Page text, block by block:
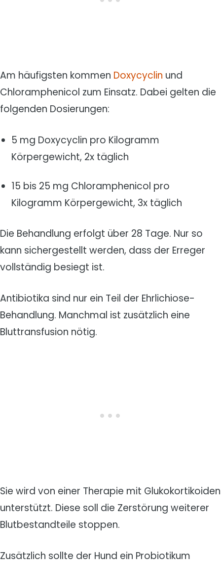
Am häufigsten kommen Doxycyclin und
Chloramphenicol zum Einsatz. Dabei gelten die
folgenden Dosierungen:
5 mg Doxycyclin pro Kilogramm
Körpergewicht, 2x täglich
15 bis 25 mg Chloramphenicol pro
Kilogramm Körpergewicht, 3x täglich
Die Behandlung erfolgt über 28 Tage. Nur so
kann sichergestellt werden, dass der Erreger
vollständig besiegt ist.
Antibiotika sind nur ein Teil der Ehrlichiose-
Behandlung. Manchmal ist zusätzlich eine
Bluttransfusion nötig.
Sie wird von einer Therapie mit Glukokortikoiden
unterstützt. Diese soll die Zerstörung weiterer
Blutbestandteile stoppen.
Zusätzlich sollte der Hund ein Probiotikum